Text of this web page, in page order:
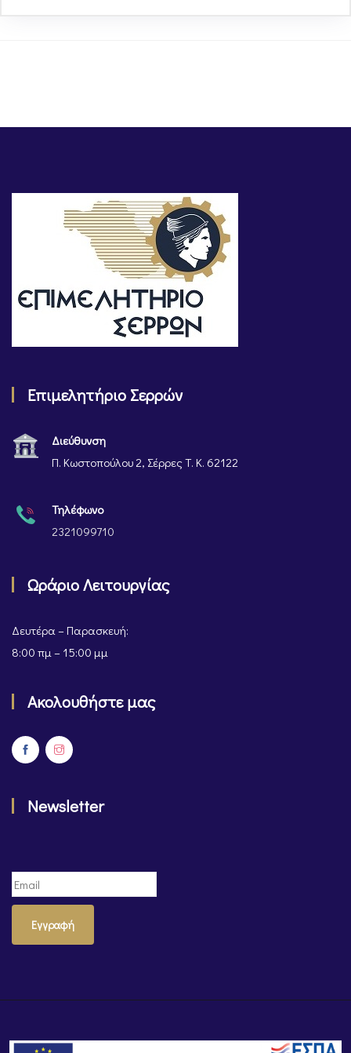
Επιμελητήριο Σερρών
Διεύθυνση
Π. Κωστοπούλου 2, Σέρρες Τ. Κ. 62122
Τηλέφωνο
2321099710
Ωράριο Λειτουργίας
Δευτέρα – Παρασκευή:
8:00 πμ – 15:00 μμ
Ακολουθήστε μας
Newsletter
Εγγραφή